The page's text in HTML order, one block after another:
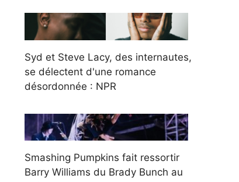
Syd et Steve Lacy, des internautes,
se délectent d'une romance
désordonnée : NPR
Smashing Pumpkins fait ressortir
Barry Williams du Brady Bunch au